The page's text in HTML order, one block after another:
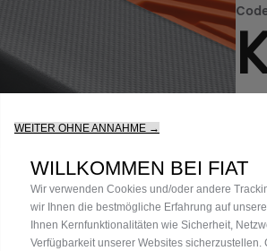
WEITER OHNE ANNAHME →
WILLKOMMEN BEI FIAT
Wir verwenden Cookies und/oder andere
wir Ihnen die bestmögliche Erfahrung auf
Ihnen Kernfunktionalitäten wie Sicherheit,
Verfügbarkeit unserer Websites